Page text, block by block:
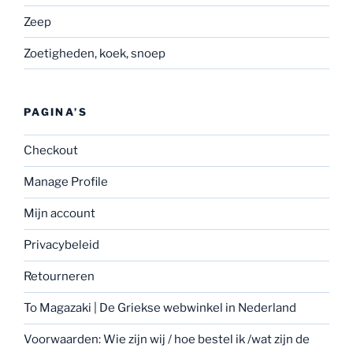
Zeep
Zoetigheden, koek, snoep
PAGINA’S
Checkout
Manage Profile
Mijn account
Privacybeleid
Retourneren
To Magazaki | De Griekse webwinkel in Nederland
Voorwaarden: Wie zijn wij / hoe bestel ik /wat zijn de